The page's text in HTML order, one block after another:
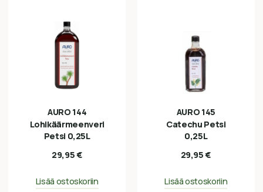
AURO 144
Lohikäärmeenveri
Petsi 0,25L
29,95€
Lisää ostoskoriin
AURO 145
Catechu Petsi
0,25L
29,95€
Lisää ostoskoriin